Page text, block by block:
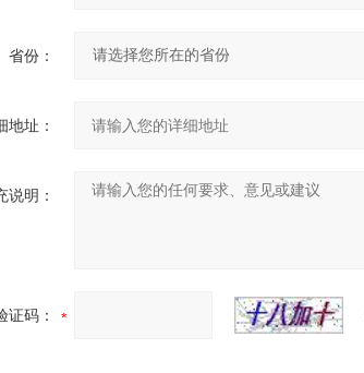
省份：
地址：
说明：
证码：